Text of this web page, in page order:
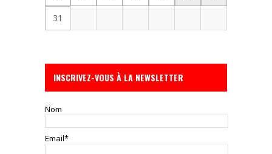
31
INSCRIVEZ-VOUS À LA NEWSLETTER
Nom
Email*